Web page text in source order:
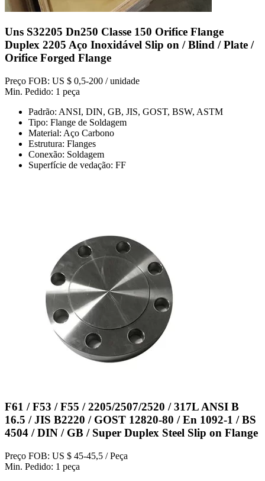
Uns S32205 Dn250 Classe 150 Orifice Flange
Duplex 2205 Aço Inoxidável Slip on / Blind / Plate /
Orifice Forged Flange
Preço FOB: US $ 0,5-200 / unidade
Min. Pedido: 1 peça
Padrão: ANSI, DIN, GB, JIS, GOST, BSW, ASTM
Tipo: Flange de Soldagem
Material: Aço Carbono
Estrutura: Flanges
Conexão: Soldagem
Superfície de vedação: FF
F61 / F53 / F55 / 2205/2507/2520 / 317L ANSI B
16.5 / JIS B2220 / GOST 12820-80 / En 1092-1 / BS
4504 / DIN / GB / Super Duplex Steel Slip on Flange
Preço FOB: US $ 45-45,5 / Peça
Min. Pedido: 1 peça